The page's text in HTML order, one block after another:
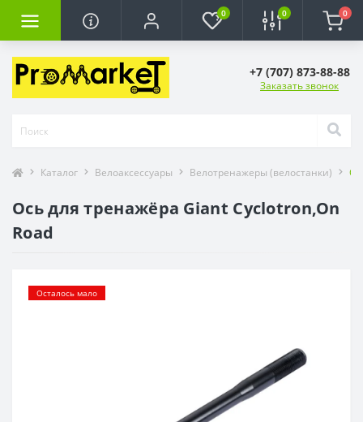
0 0 0
+7 (707) 873-88-88
Заказать звонок
Каталог Велоаксессуары Велотренажеры (велостанки)
Ось для тренажёра Giant Cyclotron,On
Road
Осталось мало